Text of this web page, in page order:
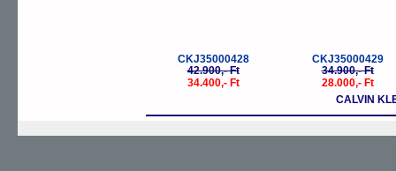
CKJ35000428
42.900,- Ft
34.400,- Ft
CKJ35000429
34.900,- Ft
28.000,- Ft
CALVIN